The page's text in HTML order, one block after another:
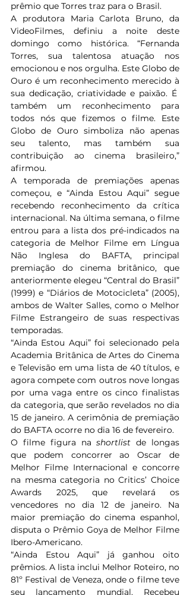
prêmio que Torres traz para o Brasil.
A produtora Maria Carlota Bruno, da
VideoFilmes, definiu a noite deste
domingo como histórica. “Fernanda
Torres, sua talentosa atuação nos
emocionou e nos orgulha. Este Globo de
Ouro é um reconhecimento merecido à
sua dedicação, criatividade e paixão. É
também um reconhecimento para
todos nós que fizemos o filme. Este
Globo de Ouro simboliza não apenas
seu talento, mas também sua
contribuição ao cinema brasileiro,”
afirmou.
A temporada de premiações apenas
começou, e “Ainda Estou Aqui” segue
recebendo reconhecimento da crítica
internacional. Na última semana, o filme
entrou para a lista dos pré-indicados na
categoria de Melhor Filme em Língua
Não Inglesa do BAFTA, principal
premiação do cinema britânico, que
anteriormente elegeu “Central do Brasil”
(1999) e “Diários de Motocicleta” (2005),
ambos de Walter Salles, como o Melhor
Filme Estrangeiro de suas respectivas
temporadas.
“Ainda Estou Aqui” foi selecionado pela
Academia Britânica de Artes do Cinema
e Televisão em uma lista de 40 títulos, e
agora compete com outros nove longas
por uma vaga entre os cinco finalistas
da categoria, que serão revelados no dia
15 de janeiro. A cerimônia de premiação
do BAFTA ocorre no dia 16 de fevereiro.
O filme figura na shortlist de longas
que podem concorrer ao Oscar de
Melhor Filme Internacional e concorre
na mesma categoria no Critics’ Choice
Awards 2025, que revelará os
vencedores no dia 12 de janeiro. Na
maior premiação do cinema espanhol,
disputa o Prêmio Goya de Melhor Filme
Ibero-Americano.
“Ainda Estou Aqui” já ganhou oito
prêmios. A lista inclui Melhor Roteiro, no
81º Festival de Veneza, onde o filme teve
seu lançamento mundial. Recebeu